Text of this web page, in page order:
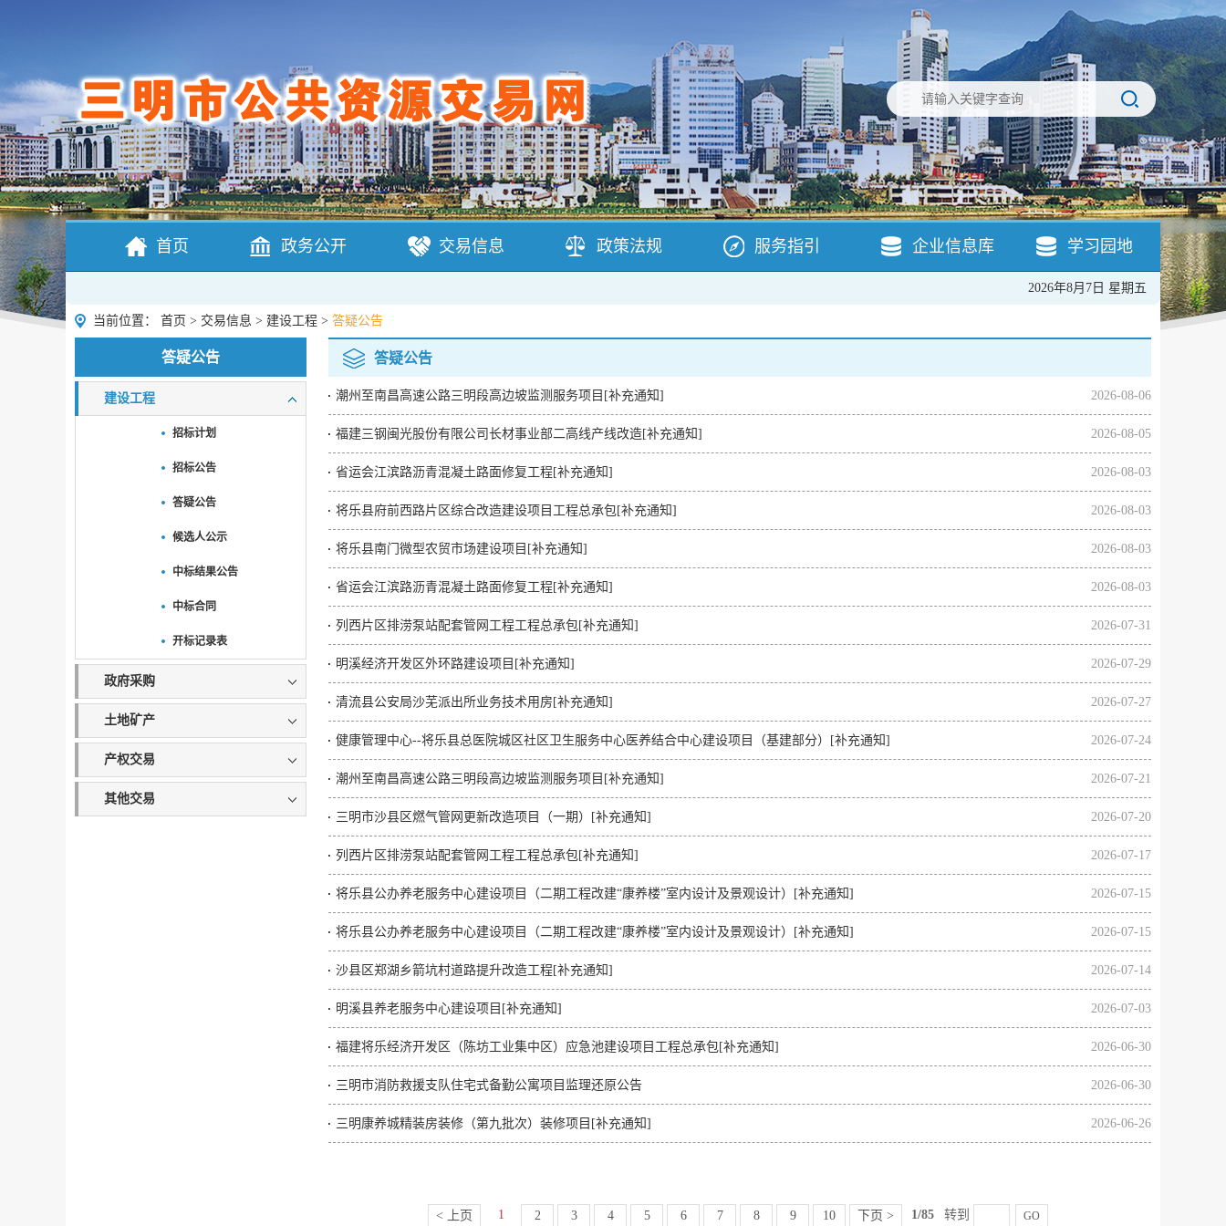
首页 政务公开 交易信息 政策法规 服务指引 企业信息库 学习园地
2026年8月7日 星期五
当前位置： 首页 > 交易信息 > 建设工程 > 答疑公告
答疑公告
建设工程
招标计划
招标公告
答疑公告
候选人公示
中标结果公告
中标合同
开标记录表
政府采购
土地矿产
产权交易
其他交易
答疑公告
潮州至南昌高速公路三明段高边坡监测服务项目[补充通知] 2026-08-06
福建三钢闽光股份有限公司长材事业部二高线产线改造[补充通知] 2026-08-05
省运会江滨路沥青混凝土路面修复工程[补充通知] 2026-08-03
将乐县府前西路片区综合改造建设项目工程总承包[补充通知] 2026-08-03
将乐县南门微型农贸市场建设项目[补充通知] 2026-08-03
省运会江滨路沥青混凝土路面修复工程[补充通知] 2026-08-03
列西片区排涝泵站配套管网工程工程总承包[补充通知] 2026-07-31
明溪经济开发区外环路建设项目[补充通知] 2026-07-29
清流县公安局沙芜派出所业务技术用房[补充通知] 2026-07-27
健康管理中心--将乐县总医院城区社区卫生服务中心医养结合中心建设项目（基建部分）[补充通知] 2026-07-24
潮州至南昌高速公路三明段高边坡监测服务项目[补充通知] 2026-07-21
三明市沙县区燃气管网更新改造项目（一期）[补充通知] 2026-07-20
列西片区排涝泵站配套管网工程工程总承包[补充通知] 2026-07-17
将乐县公办养老服务中心建设项目（二期工程改建“康养楼”室内设计及景观设计）[补充通知] 2026-07-15
将乐县公办养老服务中心建设项目（二期工程改建“康养楼”室内设计及景观设计）[补充通知] 2026-07-15
沙县区郑湖乡箭坑村道路提升改造工程[补充通知] 2026-07-14
明溪县养老服务中心建设项目[补充通知] 2026-07-03
福建将乐经济开发区（陈坊工业集中区）应急池建设项目工程总承包[补充通知] 2026-06-30
三明市消防救援支队住宅式备勤公寓项目监理还原公告 2026-06-30
三明康养城精装房装修（第九批次）装修项目[补充通知] 2026-06-26
< 上页 1 2 3 4 5 6 7 8 9 10 下页 > 1/85 转到 GO